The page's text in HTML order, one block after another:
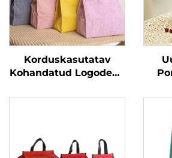
Korduskasutatav
Kohandatud Logodega
Kammussöögi Kott